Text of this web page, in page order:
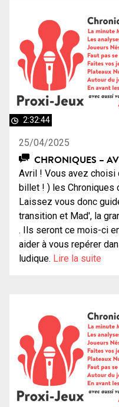
2:32:44
25/04/2025
CHRONIQUES –
Avril ! Vous avez
billet ! ) les
Laissez vous donc
transition et Mad', la
. Ils seront ce mois-ci
aider à vous repérer
ludique. Lire la suite